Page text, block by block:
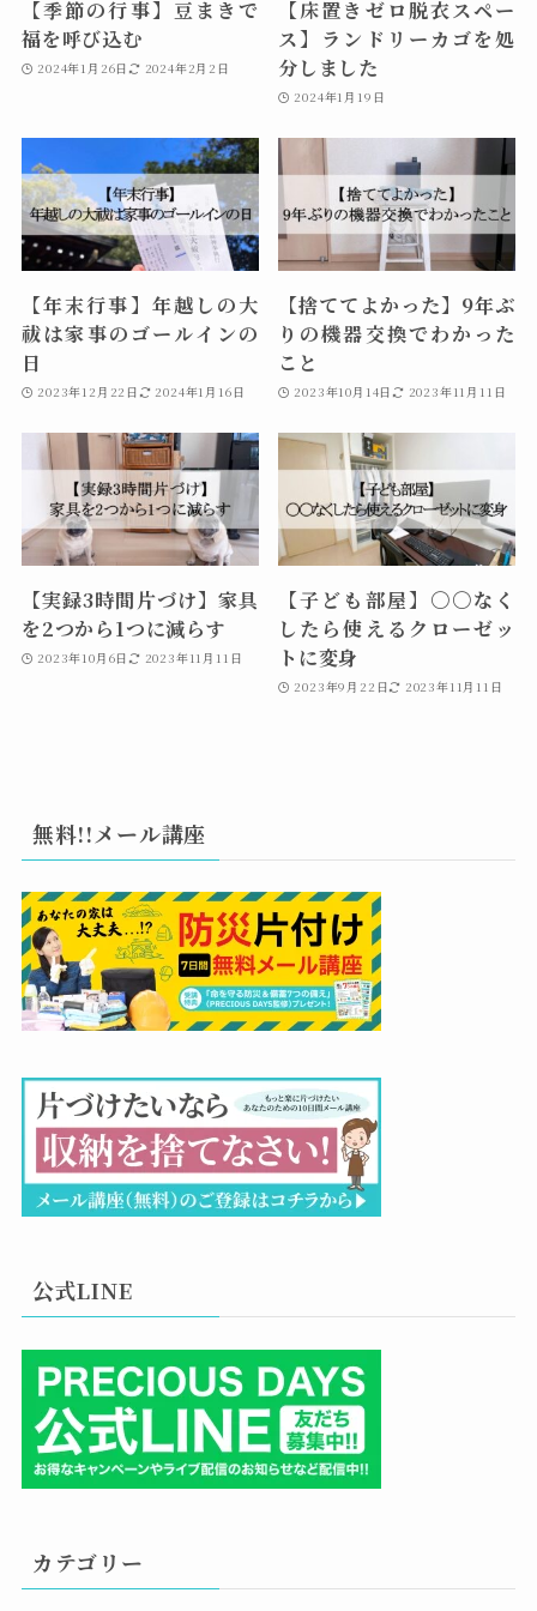
【季節の行事】豆まきで
福を呼び込む
2024年1月26日 2024年2月2日
【床置きゼロ脱衣スペー
ス】ランドリーカゴを処
分しました
2024年1月19日
【年末行事】年越しの大
祓は家事のゴールインの
日
2023年12月22日 2024年1月16日
【捨ててよかった】9年ぶ
りの機器交換でわかった
こと
2023年10月14日 2023年11月11日
【実録3時間片づけ】家具
を2つから1つに減らす
2023年10月6日 2023年11月11日
【子ども部屋】〇〇なく
したら使えるクローゼッ
トに変身
2023年9月22日 2023年11月11日
無料!!メール講座
公式LINE
カテゴリー